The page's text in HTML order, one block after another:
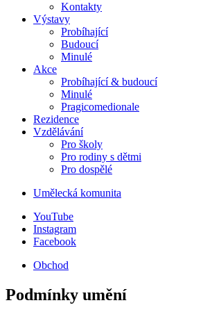
Kontakty
Výstavy
Probíhající
Budoucí
Minulé
Akce
Probíhající & budoucí
Minulé
Pragicomedionale
Rezidence
Vzdělávání
Pro školy
Pro rodiny s dětmi
Pro dospělé
Umělecká komunita
YouTube
Instagram
Facebook
Obchod
Podmínky umění